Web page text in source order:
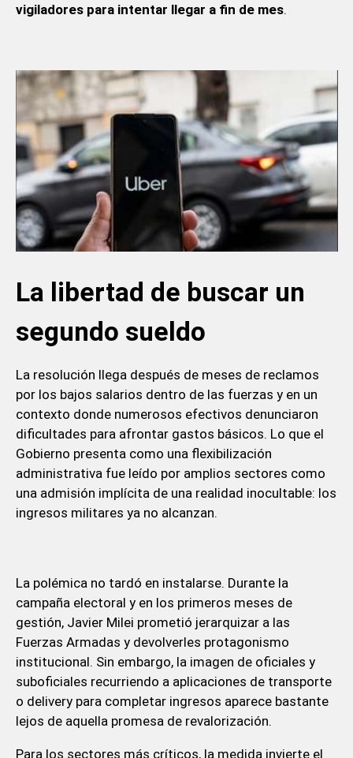
vigiladores para intentar llegar a fin de mes.
La libertad de buscar un
segundo sueldo
La resolución llega después de meses de reclamos
por los bajos salarios dentro de las fuerzas y en un
contexto donde numerosos efectivos denunciaron
dificultades para afrontar gastos básicos. Lo que el
Gobierno presenta como una flexibilización
administrativa fue leído por amplios sectores como
una admisión implícita de una realidad inocultable: los
ingresos militares ya no alcanzan.
La polémica no tardó en instalarse. Durante la
campaña electoral y en los primeros meses de
gestión, Javier Milei prometió jerarquizar a las
Fuerzas Armadas y devolverles protagonismo
institucional. Sin embargo, la imagen de oficiales y
suboficiales recurriendo a aplicaciones de transporte
o delivery para completar ingresos aparece bastante
lejos de aquella promesa de revalorización.
Para los sectores más críticos, la medida invierte el